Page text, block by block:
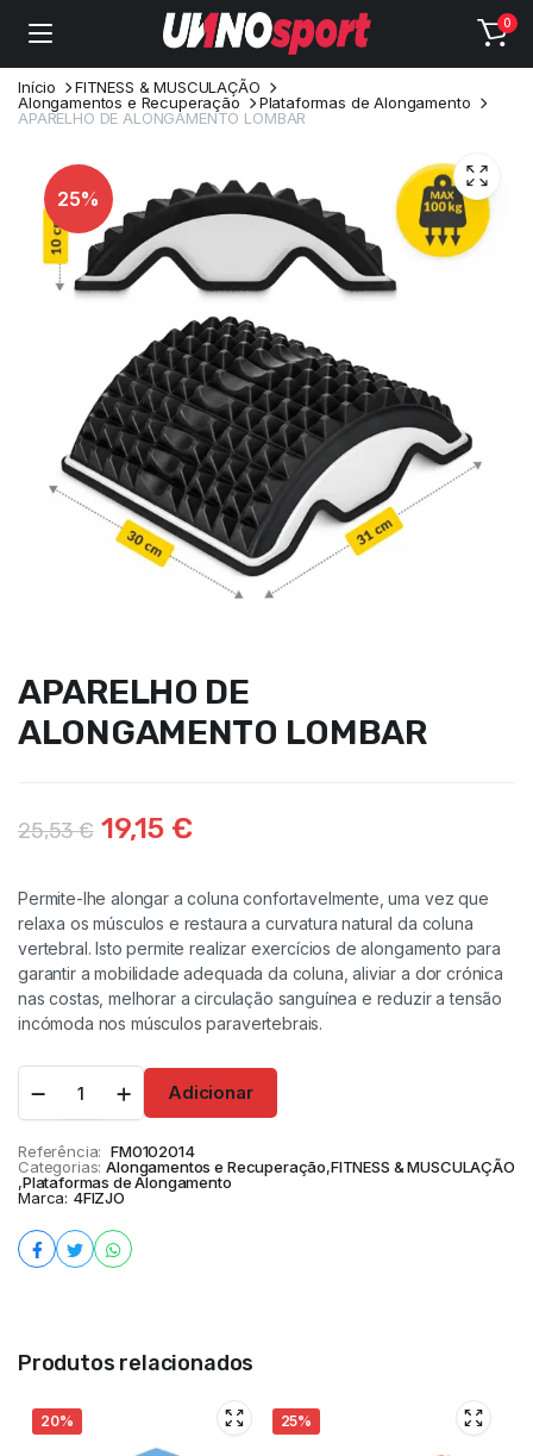
0
Início
FITNESS & MUSCULAÇÃO
Alongamentos e Recuperação
Plataformas de Alongamento
APARELHO DE ALONGAMENTO LOMBAR
25%
APARELHO DE
ALONGAMENTO LOMBAR
25,53€ 19,15 €
Permite-lhe alongar a coluna confortavelmente, uma vez que
relaxa os músculos e restaura a curvatura natural da coluna
vertebral. Isto permite realizar exercícios de alongamento para
garantir a mobilidade adequada da coluna, aliviar a dor crónica
nas costas, melhorar a circulação sanguínea e reduzir a tensão
incómoda nos músculos paravertebrais.
Adicionar
Referência: FM0102014
Categorias: Alongamentos e Recuperação,FITNESS & MUSCULAÇÃO
,Plataformas de Alongamento
Marca: 4FIZJO
Produtos relacionados
20% 25%